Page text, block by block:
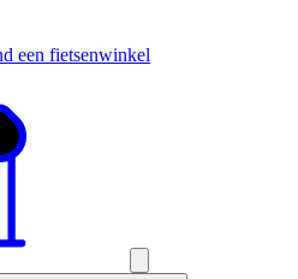
een fietsenwinkel